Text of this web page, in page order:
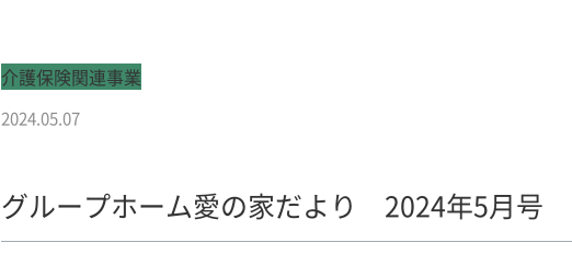
介護保険関連事業
2024.05.07
グループホーム愛の家だより 2024年5月号